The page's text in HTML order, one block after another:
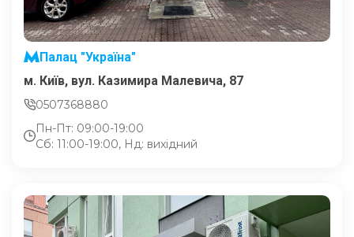
Палац "Україна"
м. Київ, вул. Казимира Малевича, 87
0507368880
Пн-Пт: 09:00-19:00
Сб: 11:00-19:00, Нд: вихідний